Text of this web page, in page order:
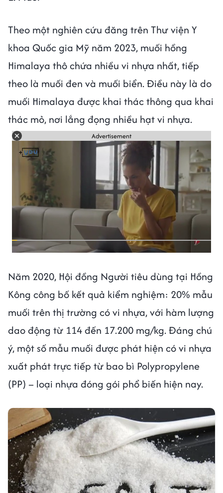
Theo một nghiên cứu đăng trên Thư viện Y
khoa Quốc gia Mỹ năm 2023, muối hồng
Himalaya thô chứa nhiều vi nhựa nhất, tiếp
theo là muối đen và muối biển. Điều này là do
muối Himalaya được khai thác thông qua khai
thác mỏ, nơi lắng đọng nhiều hạt vi nhựa.
Advertisement
Năm 2020, Hội đồng Người tiêu dùng tại Hồng
Kông công bố kết quả kiểm nghiệm: 20% mẫu
muối trên thị trường có vi nhựa, với hàm lượng
dao động từ 114 đến 17.200 mg/kg. Đáng chú
ý, một số mẫu muối được phát hiện có vi nhựa
xuất phát trực tiếp từ bao bì Polypropylene
(PP) – loại nhựa đóng gói phổ biến hiện nay.